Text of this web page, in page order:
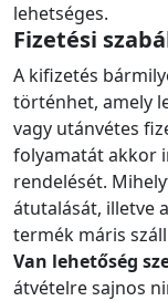
lehetséges.
Fizetési
A kifizetés
történhet, amely
vagy utánvétes
folyamatát akkor
rendelését.
átutalását, illetve
termék máris
Van lehetőség
átvételre sajnos